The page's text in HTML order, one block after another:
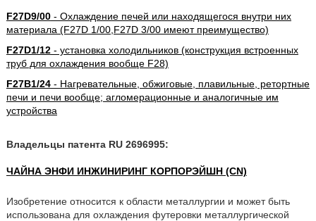
F27D9/00- Охлаждение печей или находящегося внутри них
материала (F27D 1/00,F27D 3/00 имеют преимущество)
F27D1/12- установка холодильников (конструкция встроенных
труб для охлаждения вообще F28)
F27B1/24- Нагревательные, обжиговые, плавильные, ретортные
печи и печи вообще; агломерационные и аналогичные им
устройства
Владельцы патента RU 2696995:
ЧАЙНА ЭНФИ ИНЖИНИРИНГ КОРПОРЭЙШН (CN)
Изобретение относится к области металлургии и может быть
использована для охлаждения футеровки металлургической